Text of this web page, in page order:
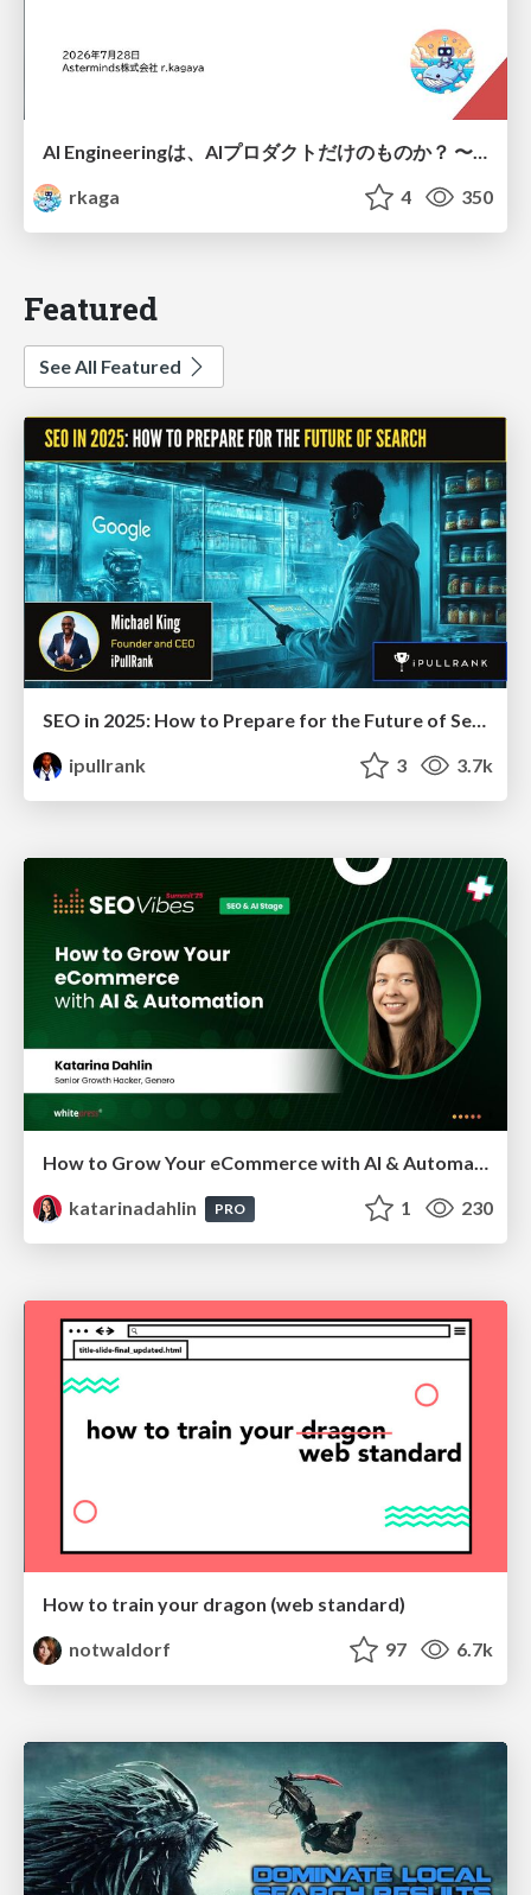
AI Engineeringは、AIプロダクトだけのものか？ 〜AIがソフトウェアを作る時代の新しい当たり前〜 / No AI in your product. AI Engineering in your development.
rkaga
4 350
Featured
See All Featured
SEO in 2025: How to Prepare for the Future of Search
ipullrank
3 3.7k
How to Grow Your eCommerce with AI & Automation
katarinadahlin
PRO 1 230
How to train your dragon (web standard)
notwaldorf
97 6.7k